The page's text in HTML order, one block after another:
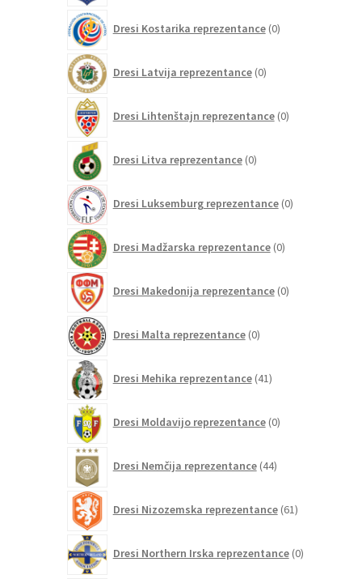
Dresi Kostarika reprezentance 0izdelkov
Dresi Latvija reprezentance 0izdelkov
Dresi Lihtenštajn reprezentance 0izdelkov
Dresi Litva reprezentance 0izdelkov
Dresi Luksemburg reprezentance 0izdelkov
Dresi Madžarska reprezentance 0izdelkov
Dresi Makedonija reprezentance 0izdelkov
Dresi Malta reprezentance 0izdelkov
Dresi Mehika reprezentance 41izdelkov
Dresi Moldavijo reprezentance 0izdelkov
Dresi Nemčija reprezentance 44izdelkov
Dresi Nizozemska reprezentance 61izdelkov
Dresi Northern Irska reprezentance 0izdelkov